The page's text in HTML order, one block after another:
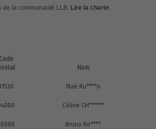
de la communauté LLB. Lire la charte.
Code
Nom
Maé Ru****o
Céline CH******
Bruno Ro****